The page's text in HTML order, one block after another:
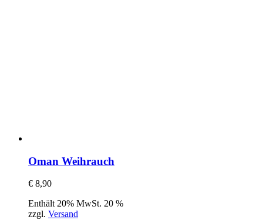
Oman Weihrauch
€ 8,90
Enthält 20% MwSt. 20 %
zzgl. Versand